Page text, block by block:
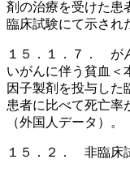
剤の治療を受けた患
臨床試験にて示され
１５．１．７． が
いがんに伴う貧血＜
因子製剤を投与した
患者に比べて死亡率
（外国人データ）。
１５．２． 非臨床